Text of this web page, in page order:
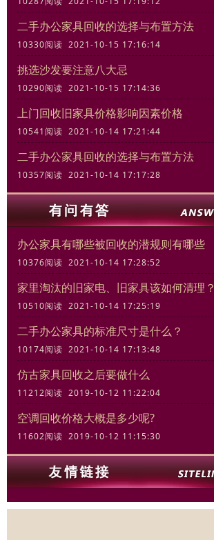
二手办公家具回收的选择与布置方法
10330阅读 2021-10-15 17:16:14
挑选沙发要注意八大忌
10290阅读 2021-10-15 17:14:36
上门回收旧家具价格影响因素价格
10541阅读 2021-10-14 17:21:44
二手办公家具回收的选择与布置方法
10357阅读 2021-10-14 17:17:28
办公家具有哪些被回收的潜规则有哪些
10376阅读 2021-10-14 17:28:52
家里淘汰的旧家电、旧家具该如何清理？
10510阅读 2021-10-14 17:25:19
二手办公家具的标准尺寸是什么？
10174阅读 2021-10-14 17:13:48
仿古家具回收之后要做什么
11212阅读 2019-10-12 11:22:04
空调回收价格大概是多少呢?
11602阅读 2019-10-12 11:15:30